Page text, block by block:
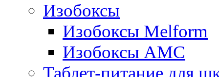
Изобоксы
Изобоксы Melform
Изобоксы AMC
Таблет-питание для